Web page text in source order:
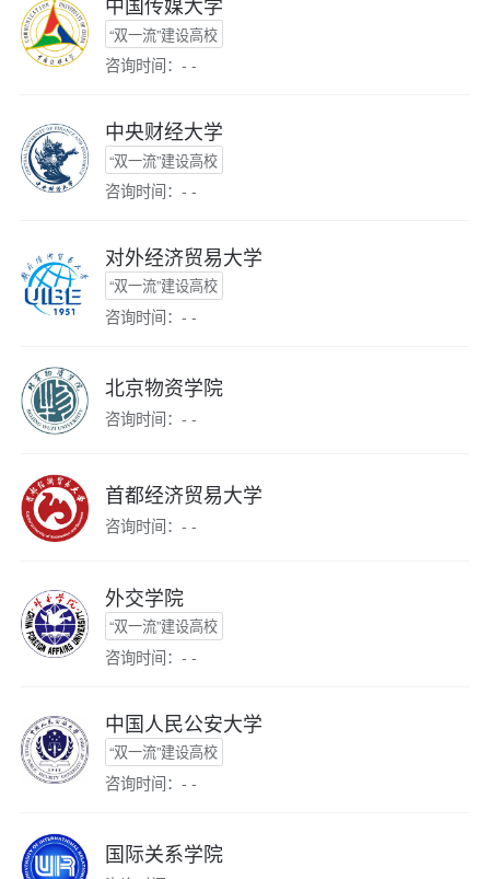
“双一流”建设高校
咨询时间：- -
中央财经大学
“双一流”建设高校
咨询时间：- -
对外经济贸易大学
“双一流”建设高校
咨询时间：- -
北京物资学院
咨询时间：- -
首都经济贸易大学
咨询时间：- -
外交学院
“双一流”建设高校
咨询时间：- -
中国人民公安大学
“双一流”建设高校
咨询时间：- -
国际关系学院